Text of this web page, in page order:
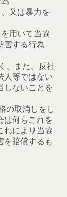
又は暴力を
用いて当協
害する行為
、また、反社
人等ではない
しないことを
の取消しをし
は何らこれを
れにより当協
を賠償するも